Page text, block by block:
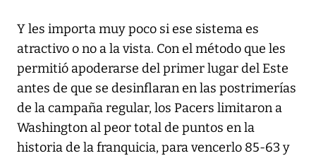
Y les importa muy poco si ese sistema es
atractivo o no a la vista. Con el método que les
permitió apoderarse del primer lugar del Este
antes de que se desinflaran en las postrimerías
de la campaña regular, los Pacers limitaron a
Washington al peor total de puntos en la
historia de la franquicia, para vencerlo 85-63 y